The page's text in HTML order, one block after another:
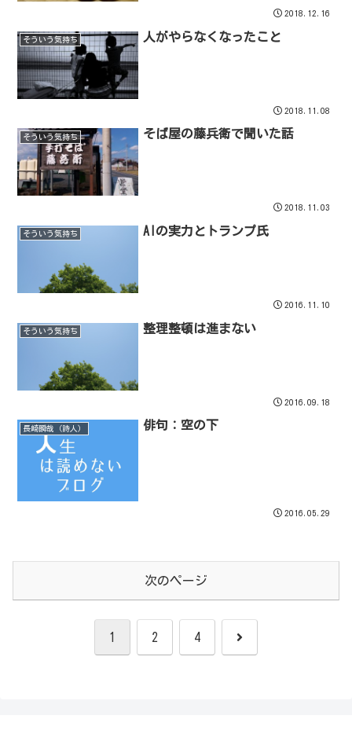
2018.12.16
そういう気持ち 人がやらなくなったこと
2018.11.08
そういう気持ち そば屋の藤兵衛で聞いた話
2018.11.03
そういう気持ち AIの実力とトランプ氏
2016.11.10
そういう気持ち 整理整頓は進まない
2016.09.18
長崎瞬哉（詩人） 俳句：空の下
2016.05.29
次のページ
1 2 4 次